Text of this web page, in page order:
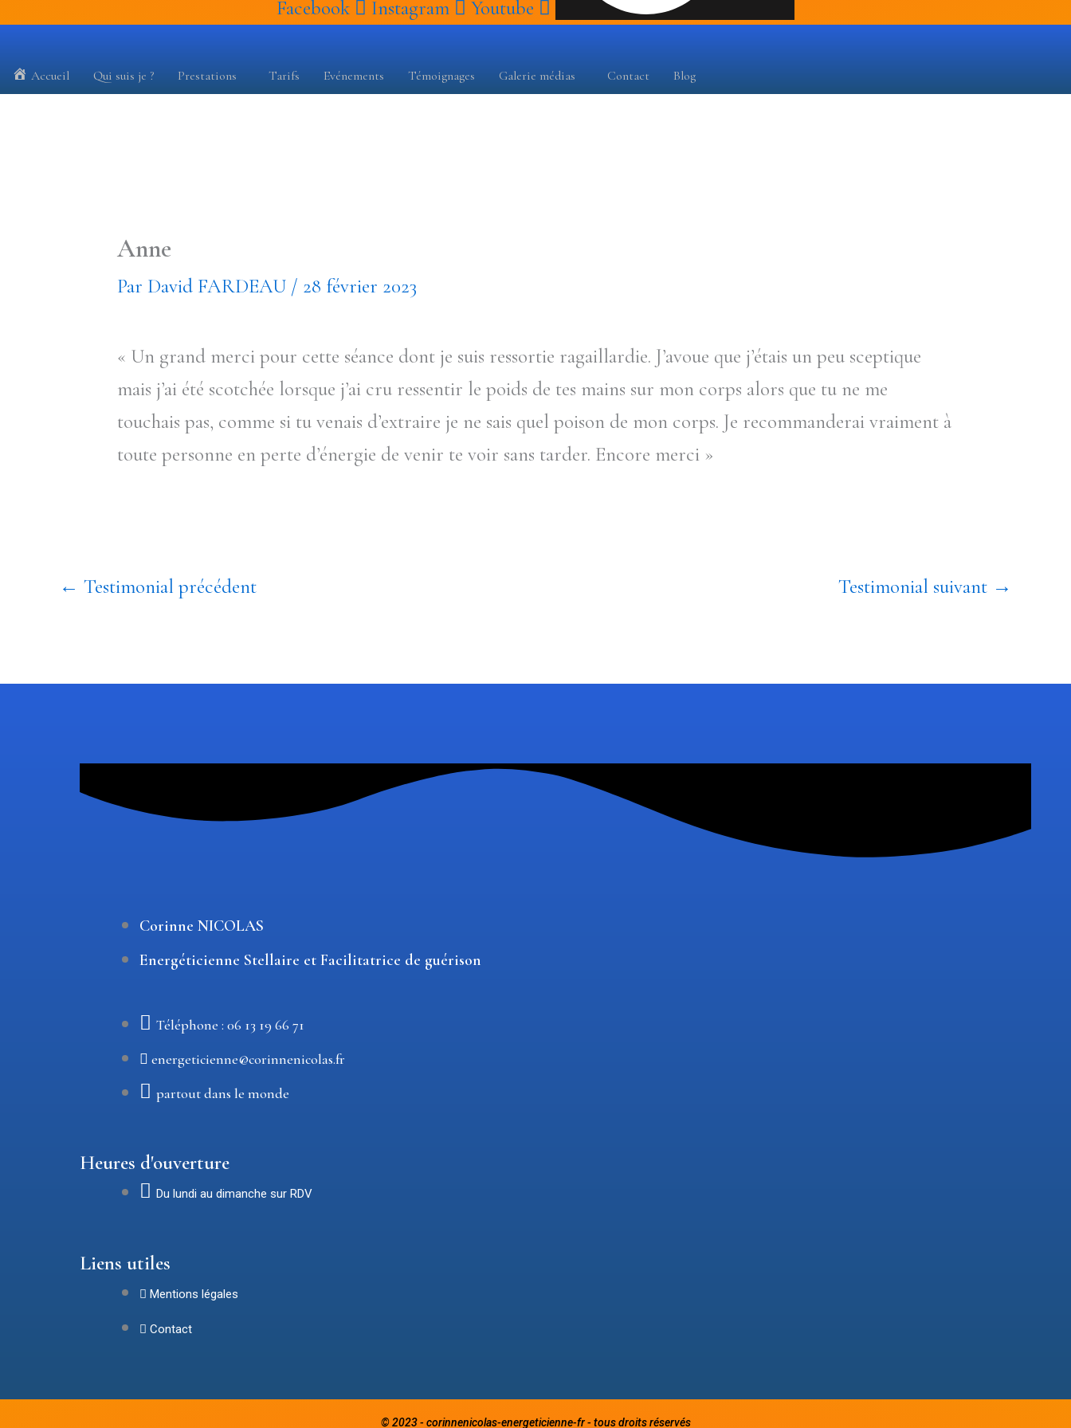
Facebook Instagram Youtube
Accueil Qui suis je ? Prestations Tarifs Evénements Témoignages Galerie médias Contact Blog
Anne
Par David FARDEAU / 28 février 2023
« Un grand merci pour cette séance dont je suis ressortie ragaillardie. J’avoue que j’étais un peu sceptique
mais j’ai été scotchée lorsque j’ai cru ressentir le poids de tes mains sur mon corps alors que tu ne me
touchais pas, comme si tu venais d’extraire je ne sais quel poison de mon corps. Je recommanderai vraiment à
toute personne en perte d’énergie de venir te voir sans tarder. Encore merci »
← Testimonial précédent Testimonial suivant →
Corinne NICOLAS
Energéticienne Stellaire et Facilitatrice de guérison
Téléphone : 06 13 19 66 71
energeticienne@corinnenicolas.fr
partout dans le monde
Heures d'ouverture
Du lundi au dimanche sur RDV
Liens utiles
Mentions légales
Contact
© 2023 - corinnenicolas-energeticienne-fr - tous droits réservés